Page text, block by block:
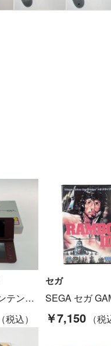
Nintendo ニンテンドウ ゲーム NintendoDSi LL Nintendo ULT-001 Aランク
セガ
￥7,150